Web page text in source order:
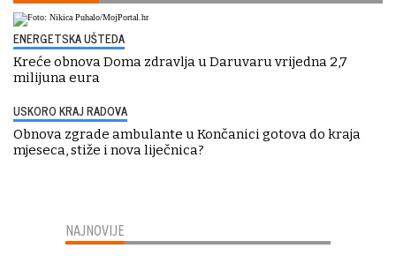
ENERGETSKA UŠTEDA
Kreće obnova Doma zdravlja u Daruvaru vrijedna 2,7
milijuna eura
USKORO KRAJ RADOVA
Obnova zgrade ambulante u Končanici gotova do kraja
mjeseca, stiže i nova liječnica?
NAJNOVIJE